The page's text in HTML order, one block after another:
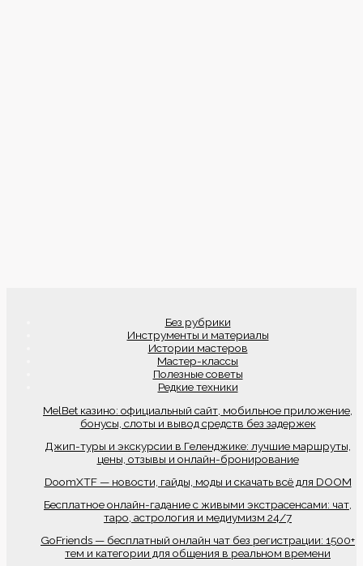
Без рубрики
Инструменты и материалы
Истории мастеров
Мастер-классы
Полезные советы
Редкие техники
MelBet казино: официальный сайт, мобильное приложение,
бонусы, слоты и вывод средств без задержек
Джип-туры и экскурсии в Геленджике: лучшие маршруты,
цены, отзывы и онлайн-бронирование
DoomXTF — новости, гайды, моды и скачать всё для DOOM
Бесплатное онлайн-гадание с живыми экстрасенсами: чат,
таро, астрология и медиумизм 24/7
GoFriends — бесплатный онлайн чат без регистрации: 1500+
тем и категории для общения в реальном времени